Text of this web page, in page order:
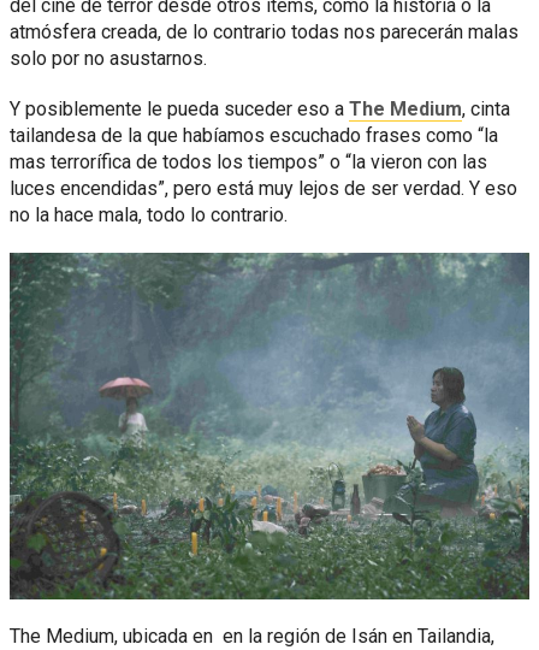
del cine de terror desde otros ítems, como la historia o la
atmósfera creada, de lo contrario todas nos parecerán malas
solo por no asustarnos.
Y posiblemente le pueda suceder eso a The Medium, cinta
tailandesa de la que habíamos escuchado frases como “la
mas terrorífica de todos los tiempos” o “la vieron con las
luces encendidas”, pero está muy lejos de ser verdad. Y eso
no la hace mala, todo lo contrario.
The Medium, ubicada en en la región de Isán en Tailandia,